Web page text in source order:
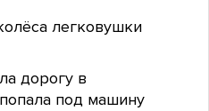
легковушки
дорогу в
под машину